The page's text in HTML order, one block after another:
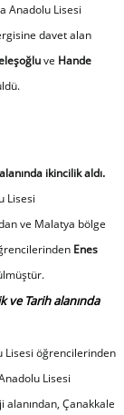
Anadolu Lisesi
davet alan
ve Hande
ikincilik aldı.
Lisesi
ve Malatya bölge
Enes
ve Tarih alanında
Lisesi öğrencilerinden
Lisesi
alanından, Çanakkale